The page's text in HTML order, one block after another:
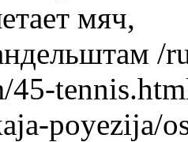
мяч,
/
45-
poyezija/